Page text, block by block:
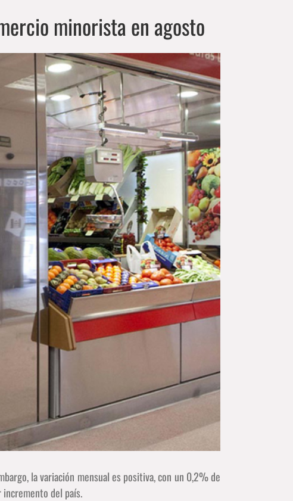
minorista en agosto
la variación mensual es positiva, con un 0,2% de
incremento del país.